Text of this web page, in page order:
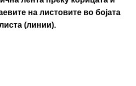
на листовите во бојата
(линии).